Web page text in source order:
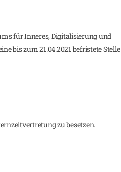
für Inneres, Digitalisierung und
bis zum 21.04.2021 befristete Stelle
zu besetzen.